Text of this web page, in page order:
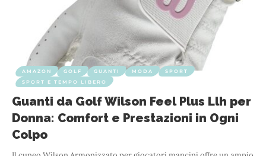
AMAZON GOLF GUANTI MODA
SPORT
SPORT E TEMPO LIBERO
Guanti da Golf Wilson Feel Plus Llh per
Donna: Comfort e Prestazioni in Ogni
Colpo